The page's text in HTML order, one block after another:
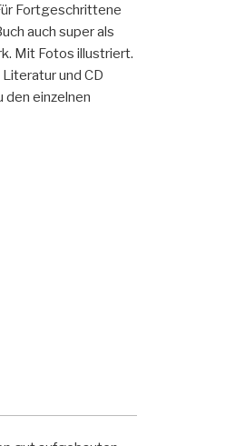
Fortgeschrittene
auch super als
Mit Fotos illustriert.
und CD
den einzelnen